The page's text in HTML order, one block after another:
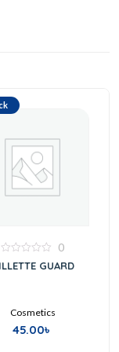
0
out
0
GUARD
Cosmetics
45.00৳